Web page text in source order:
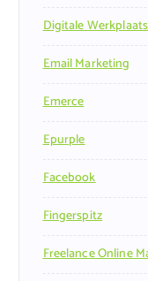
Digitale Werkplaats
Email Marketing
Emerce
Epurple
Facebook
Fingerspitz
Freelance Online